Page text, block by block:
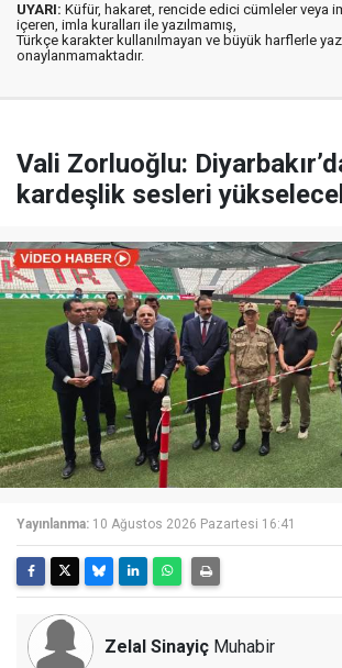
UYARI: Küfür, hakaret, rencide edici cümleler veya
içeren, imla kuralları ile yazılmamış,
Türkçe karakter kullanılmayan ve büyük harflerle
onaylanmamaktadır.
Vali Zorluoğlu:
kardeşlik sesleri
Yayınlanma: 10 Ağustos 2026 Pazartesi 16:41
Zelal Sinayiç Muhabir